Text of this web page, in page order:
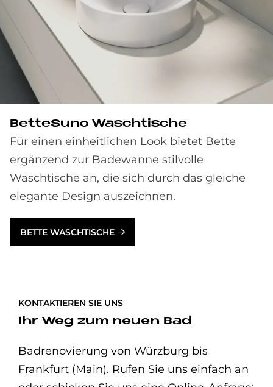
Bet­teSu­no Wasch­ti­sche
Für einen einheitlichen Look bietet Bette
ergänzend zur Badewanne stilvolle
Waschtische an, die sich durch das gleiche
elegante Design auszeichnen.
BETTE WASCHTISCHE
KONTAKTIEREN SIE UNS
Ihr Weg zum neuen Bad
Badrenovierung von Würzburg bis
Frankfurt (Main). Rufen Sie uns einfach an